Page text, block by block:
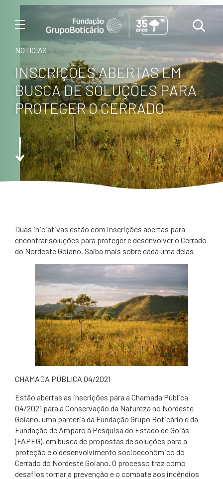
Menu
NOTÍCIAS
INSCRIÇÕES ABERTAS EM
BUSCA DE SOLUÇÕES PARA
PROTEGER O CERRADO
Duas iniciativas estão com inscrições abertas para
encontrar soluções para proteger e desenvolver o Cerrado
do Nordeste Goiano. Saiba mais sobre cada uma delas
CHAMADA PÚBLICA 04/2021
Estão abertas as inscrições para a Chamada Pública
04/2021 para a Conservação da Natureza no Nordeste
Goiano, uma parceria da Fundação Grupo Boticário e da
Fundação de Amparo à Pesquisa do Estado de Goiás
(FAPEG), em busca de propostas de soluções para a
proteção e o desenvolvimento socioeconômico do
Cerrado do Nordeste Goiano. O processo traz como
desafios tornar a prevenção e o combate aos incêndios